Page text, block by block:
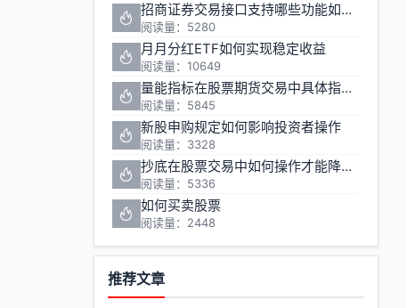
招商证券交易接口支持哪些功能如何申请
阅读量：5280
月月分红ETF如何实现稳定收益
阅读量：10649
量能指标在股票期货交易中具体指哪些指标
阅读量：5845
新股申购规定如何影响投资者操作
阅读量：3328
抄底在股票交易中如何操作才能降低风险
阅读量：5336
如何买卖股票
阅读量：2448
推荐文章